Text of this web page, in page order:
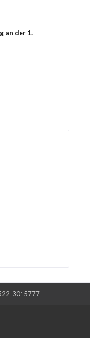
an der 1.
3015777